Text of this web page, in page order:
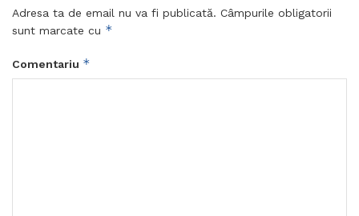
Adresa ta de email nu va fi publicată. Câmpurile obligatorii
sunt marcate cu *
Comentariu *